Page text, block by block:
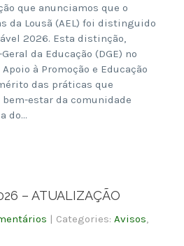
que anunciamos que o
da Lousã (AEL) foi distinguido
2026. Esta distinção,
da Educação (DGE) no
à Promoção e Educação
das práticas que
estar da comunidade
do…
– ATUALIZAÇÃO
| Categories: Avisos